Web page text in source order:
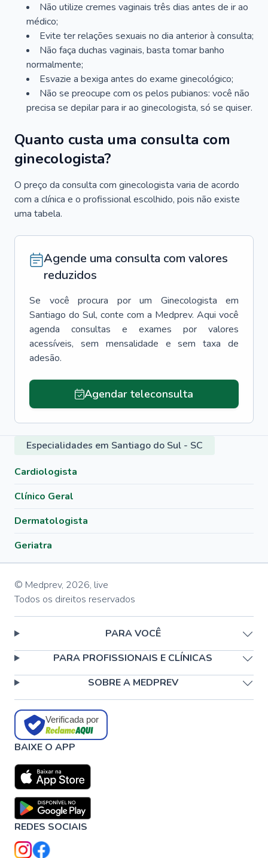
Não utilize cremes vaginais três dias antes de ir ao
médico;
Evite ter relações sexuais no dia anterior à consulta;
Não faça duchas vaginais, basta tomar banho
normalmente;
Esvazie a bexiga antes do exame ginecológico;
Não se preocupe com os pelos pubianos: você não
precisa se depilar para ir ao ginecologista, só se quiser.
Quanto custa uma consulta com
ginecologista?
O preço da consulta com ginecologista varia de acordo
com a clínica e o profissional escolhido, pois não existe
uma tabela.
Agende uma consulta com valores
reduzidos
Se você procura por um Ginecologista
em
Santiago do Sul, conte com a Medprev. Aqui você
agenda consultas e exames por valores
acessíveis, sem mensalidade e sem taxa de
adesão.
Agendar teleconsulta
Especialidades em Santiago do Sul - SC
Cardiologista
Clínico Geral
Dermatologista
Geriatra
© Medprev, 2026, live
Todos os direitos reservados
PARA VOCÊ
PARA PROFISSIONAIS E CLÍNICAS
SOBRE A MEDPREV
Verificada por
BAIXE O APP
REDES SOCIAIS